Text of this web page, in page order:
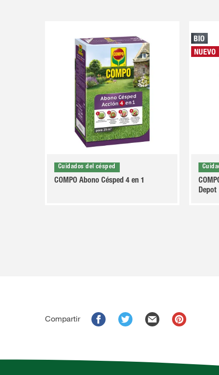
Cuidados del césped
COMPO Abono Césped 4 en 1
Depot
Compartir